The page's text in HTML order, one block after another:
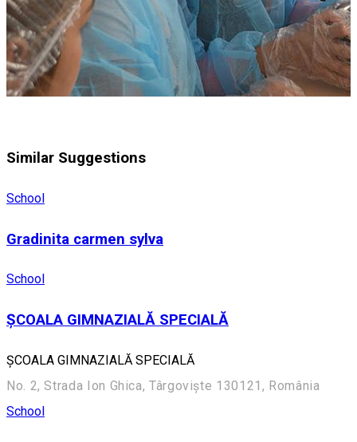
Similar Suggestions
School
Gradinita carmen sylva
School
ȘCOALA GIMNAZIALĂ SPECIALĂ
ȘCOALA GIMNAZIALĂ SPECIALĂ
No. 2, Strada Ion Ghica, Târgoviște 130121, România
School